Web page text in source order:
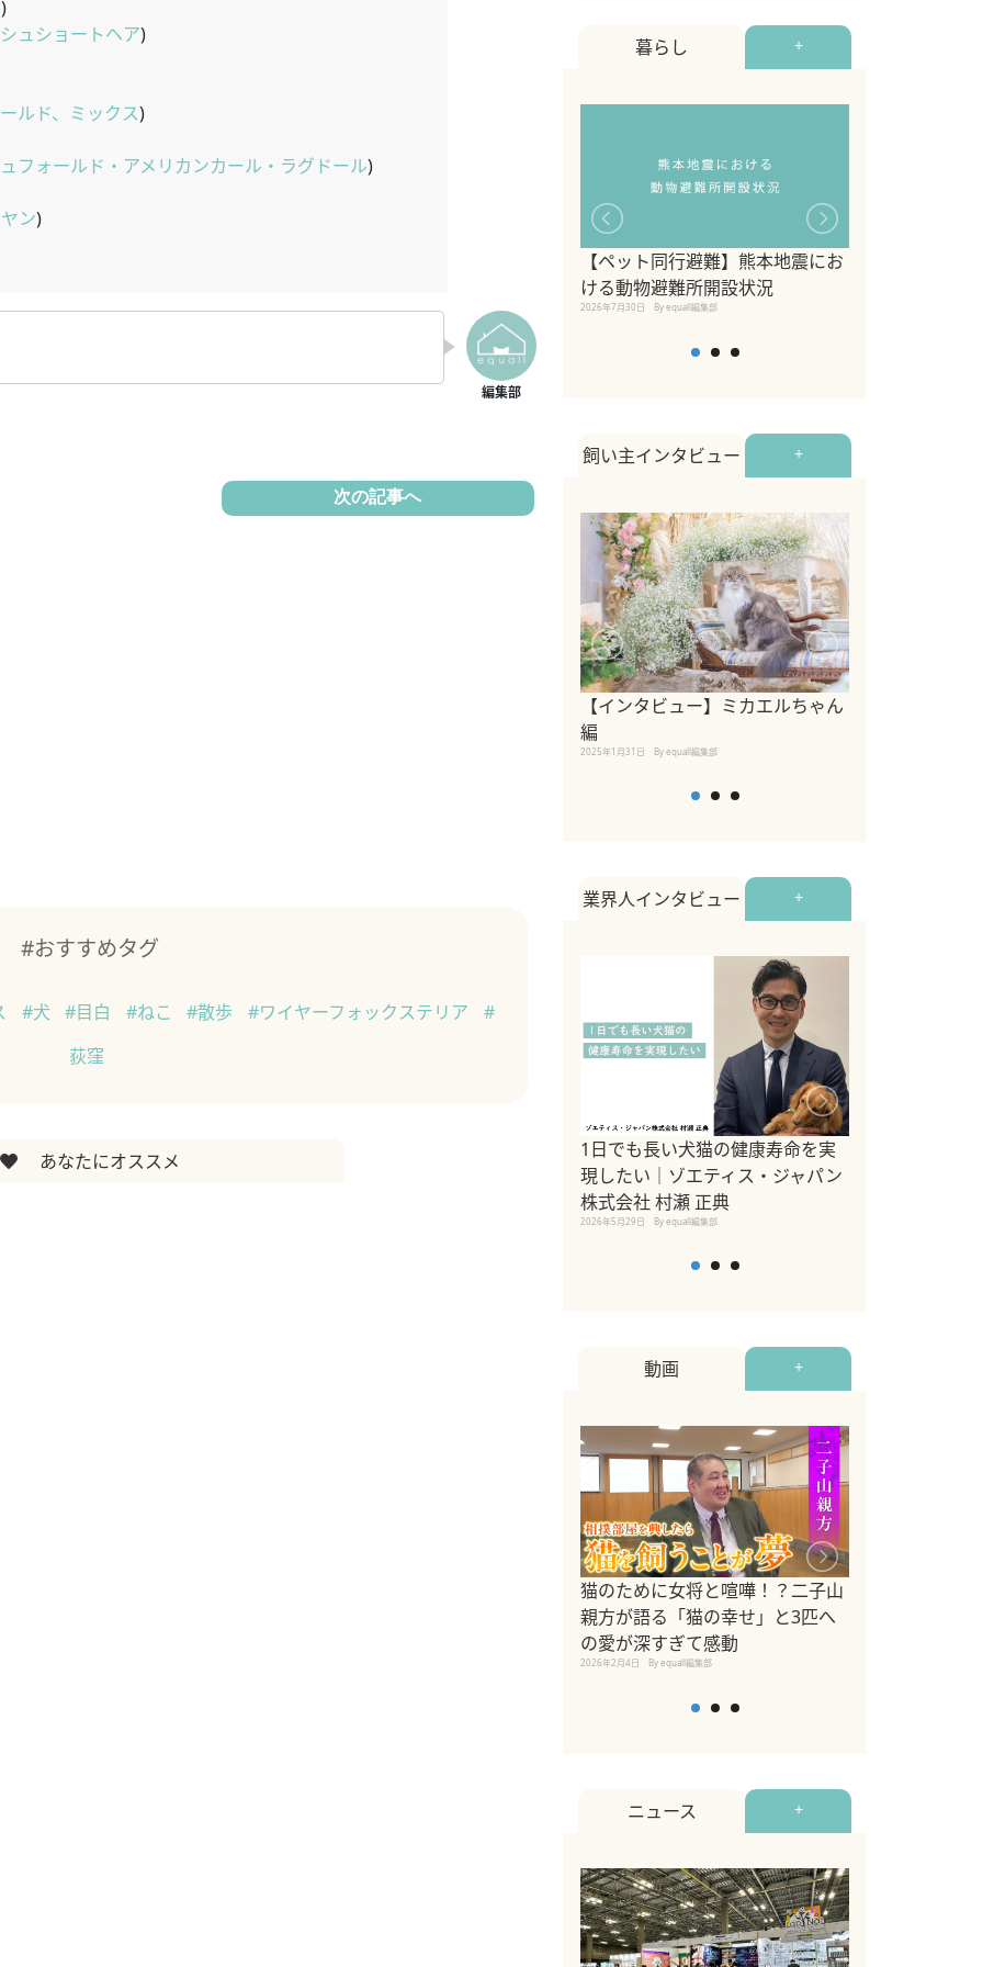
)
ュショートヘア)
ルド、ミックス)
フォールド・アメリカンカール・ラグドール)
ン)
次の記事へ
#おすすめタグ
#犬 #目白 #ねこ #散歩 #ワイヤーフォックステリア
#
荻窪
あなたにオススメ
暮らし +
【ペット同行避難】熊本地震にお
ける動物避難所開設状況
2026年7月30日 By equall編集部
飼い主インタビュー +
【インタビュー】ミカエルちゃん
編
2025年1月31日 By equall編集部
業界人インタビュー +
1日でも長い犬猫の健康寿命を実
現したい｜ゾエティス・ジャパン
株式会社 村瀬 正典
2026年5月29日 By equall編集部
動画 +
猫のために女将と喧嘩！？二子山
親方が語る「猫の幸せ」と3匹へ
の愛が深すぎて感動
2026年2月4日 By equall編集部
ニュース +